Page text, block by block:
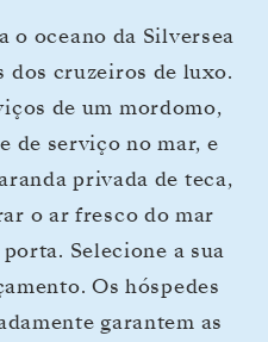
o oceano da Silversea
dos cruzeiros de luxo.
de um mordomo,
de serviço no mar, e
privada de teca,
o ar fresco do mar
Selecione a sua
Os hóspedes
garantem as